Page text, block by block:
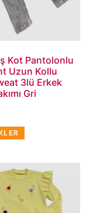
Kot Pantolonlu
Uzun Kollu
3lü Erkek
Gri